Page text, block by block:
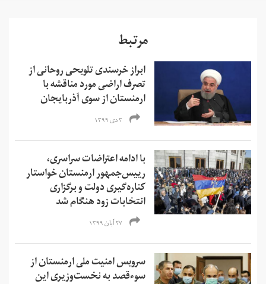
مرتبط
ابراز خرسندی تلویحی روحانی از
تصرف اراضی مورد مناقشه با
ارمنستان از سوی آذربایجان
۳ دی ۱۳۹۹
با ادامه اعتراضات سراسری،
رییس‌جمهور ارمنستان خواستار
کناره‌گیری دولت و برگزاری
انتخابات زود هنگام شد
۲۷ آبان ۱۳۹۹
سرویس امنیت ملی ارمنستان از
سوءقصد به نخست‌وزیری این